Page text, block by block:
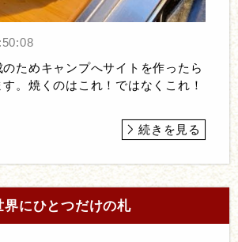
ためキャンプへサイトを作ったら
。焼くのはこれ！ではなくこれ！
続きを見る
界にひとつだけの札